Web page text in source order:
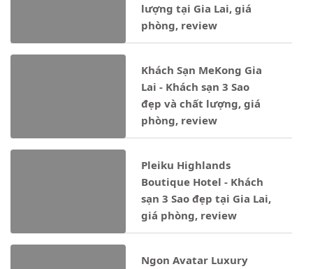
lượng tại Gia Lai, giá
phòng, review
Khách Sạn MeKong Gia
Lai - Khách sạn 3 Sao
đẹp và chất lượng, giá
phòng, review
Pleiku Highlands
Boutique Hotel - Khách
sạn 3 Sao đẹp tại Gia Lai,
giá phòng, review
Ngon Avatar Luxury